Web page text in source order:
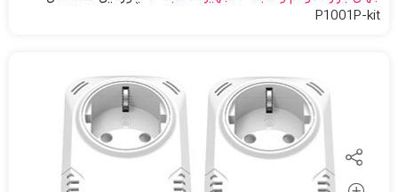
P1001P-kit